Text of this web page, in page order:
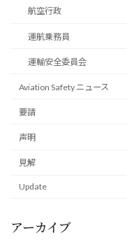
航空行政
運航乗務員
運輸安全委員会
Aviation Safety ニュース
要請
声明
見解
Update
アーカイブ